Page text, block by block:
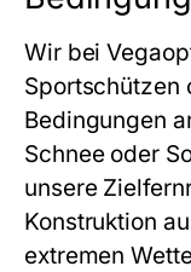
Wir bei
Sportschützen
Bedingungen
Schnee oder
unsere
Konstruktion
extremen